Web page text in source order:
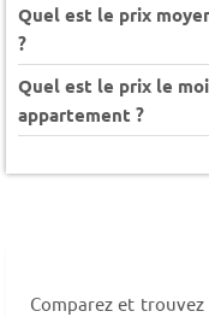
Quel est le prix
?
Quel est le prix le
appartement ?
Comparez et